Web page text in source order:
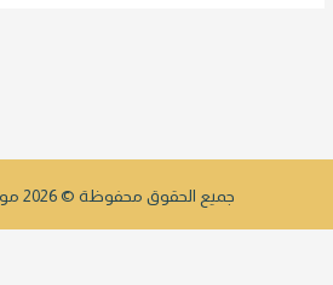
جميع الحقوق محفوظة © 2026 موقع عربي بوست